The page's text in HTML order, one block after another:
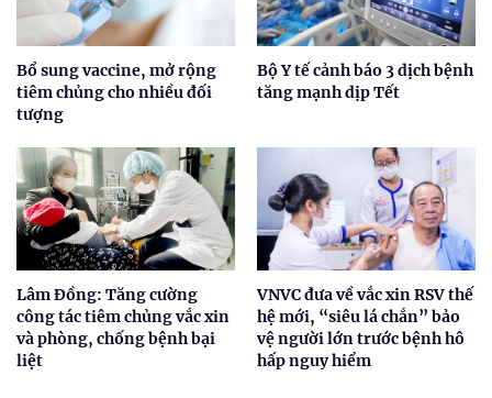
Bổ sung vaccine, mở rộng
tiêm chủng cho nhiều đối
tượng
Bộ Y tế cảnh báo 3 dịch bệnh
tăng mạnh dịp Tết
Lâm Đồng: Tăng cường
công tác tiêm chủng vắc xin
và phòng, chống bệnh bại
liệt
VNVC đưa về vắc xin RSV thế
hệ mới, “siêu lá chắn” bảo
vệ người lớn trước bệnh hô
hấp nguy hiểm